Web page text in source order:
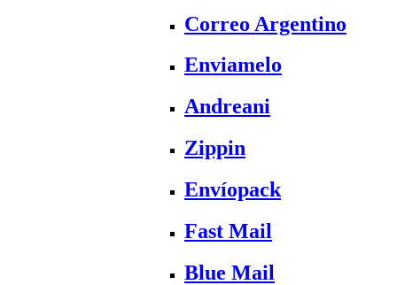
Correo Argentino
Enviamelo
Andreani
Zippin
Envíopack
Fast Mail
Blue Mail